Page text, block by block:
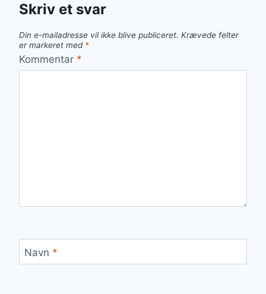
Skriv et svar
Din e-mailadresse vil ikke blive publiceret. Krævede felter
er markeret med *
Kommentar *
Navn *